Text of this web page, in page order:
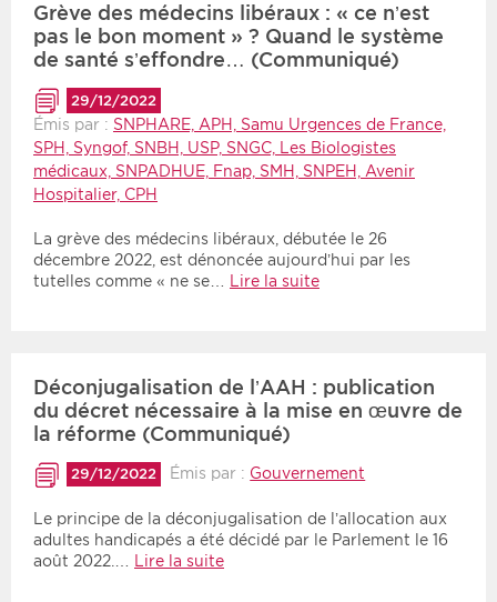
Grève des médecins libéraux : « ce n’est
pas le bon moment » ? Quand le système
de santé s’effondre… (Communiqué)
29/12/2022
Émis par : SNPHARE, APH, Samu Urgences de France,
SPH, Syngof, SNBH, USP, SNGC, Les Biologistes
médicaux, SNPADHUE, Fnap, SMH, SNPEH, Avenir
Hospitalier, CPH
La grève des médecins libéraux, débutée le 26
décembre 2022, est dénoncée aujourd’hui par les
tutelles comme « ne se… Lire la suite
Déconjugalisation de l’AAH : publication
du décret nécessaire à la mise en œuvre de
la réforme (Communiqué)
29/12/2022 Émis par : Gouvernement
Le principe de la déconjugalisation de l’allocation aux
adultes handicapés a été décidé par le Parlement le 16
août 2022.…
Lire la suite